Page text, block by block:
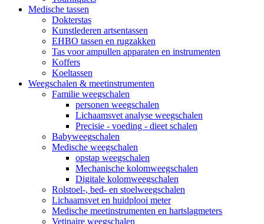
Medische tassen
Dokterstas
Kunstlederen artsentassen
EHBO tassen en rugzakken
Tas voor ampullen apparaten en instrumenten
Koffers
Koeltassen
Weegschalen & meetinstrumenten
Familie weegschalen
personen weegschalen
Lichaamsvet analyse weegschalen
Precisie - voeding - dieet schalen
Babyweegschalen
Medische weegschalen
opstap weegschalen
Mechanische kolomweegschalen
Digitale kolomweegschalen
Rolstoel-, bed- en stoelweegschalen
Lichaamsvet en huidplooi meter
Medische meetinstrumenten en hartslagmeters
Vetinaire weegschalen